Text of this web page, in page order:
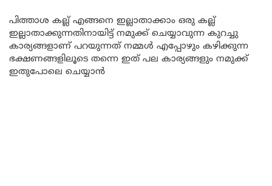
പിത്താശ കല്ല് എങ്ങനെ ഇല്ലാതാക്കാം ഒരു കല്ല്
ഇല്ലാതാക്കുന്നതിനായിട്ട് നമുക്ക് ചെയ്യാവുന്ന കുറച്ചു
കാര്യങ്ങളാണ് പറയുന്നത് നമ്മൾ എപ്പോഴും കഴിക്കുന്ന
ഭക്ഷണങ്ങളിലൂടെ തന്നെ ഇത് പല കാര്യങ്ങളും നമുക്ക്
ഇതുപോലെ ചെയ്യാൻ